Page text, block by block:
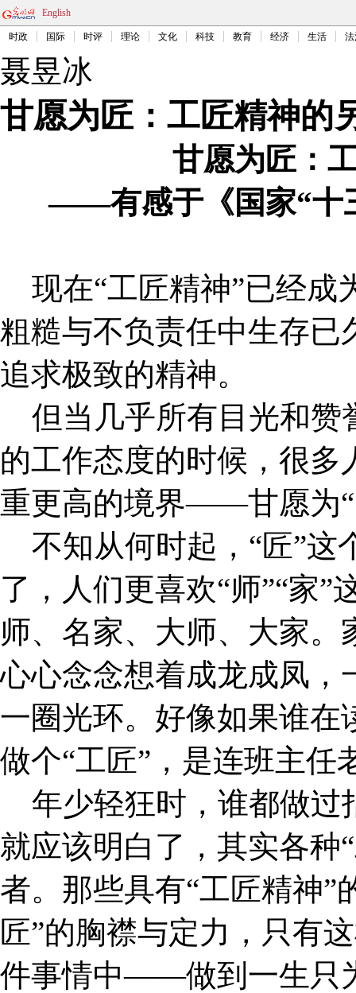
English
时政 国际 时评 理论 文化 科技 教育 经济 生活
聂昱冰
甘愿为匠：工匠精神的
甘愿为匠：
——有感于《国家“十
现在“工匠精神”已经成
粗糙与不负责任中生存已
追求极致的精神。
但当几乎所有目光和赞
的工作态度的时候，很
重更高的境界——甘愿为“
不知从何时起，“匠”这
了，人们更喜欢“师”“家
师、名家、大师、大家
心心念念想着成龙成凤，
一圈光环。好像如果谁在
做个“工匠”，是连班主任
年少轻狂时，谁都做过
就应该明白了，其实各种
者。那些具有“工匠精神”
匠”的胸襟与定力，只有
件事情中——做到一生只